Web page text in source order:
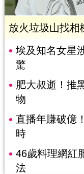
放火垃圾山找相
埃及知名女星
驚
肥大叔逝！推
物
直播年賺破億
時
46歲料理網紅
法